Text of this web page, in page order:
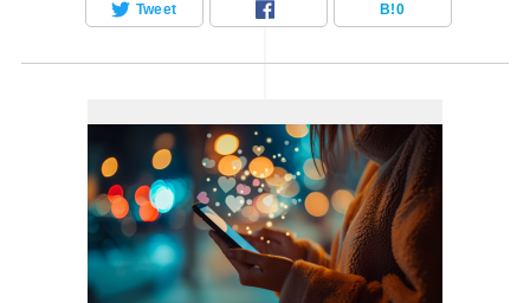
てみることで、理解が深まります。 スキルアップに役立つおす
コースが豊富。 Google Analytics Academy: データ解析スキル
を学ぶならここ。 LinkedIn Learning: リーダーシップやビジネ
ススキルも一緒に学べます。 学んだスキルを実務で活かすポイ
ための作品集を作りましょう。 小さなプロジェクトで試す: フ
リーランス案件や副業で実践的に使ってみる。 フィードバック
レクターが採用するべき戦略や最新のトレンドについて探り、
Tweet B!0